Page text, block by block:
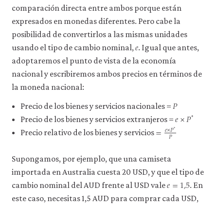
comparación directa entre ambos porque están
expresados en monedas diferentes. Pero cabe la
posibilidad de convertirlos a las mismas unidades
usando el tipo de cambio nominal, 𝑒. Igual que antes,
adoptaremos el punto de vista de la economía
nacional y escribiremos ambos precios en términos de
la moneda nacional:
Precio de los bienes y servicios nacionales = 𝑃
P
Precio de los bienes y servicios extranjeros = 𝑒×𝑃*
P*
Precio relativo de los bienes y servicios =𝑒×𝑃*
𝑃
×P*
Supongamos, por ejemplo, que una camiseta
importada en Australia cuesta 20 USD, y que el tipo de
cambio nominal del AUD frente al USD vale𝑒=1,5
1,5
. En
este caso, necesitas 1,5 AUD para comprar cada USD,